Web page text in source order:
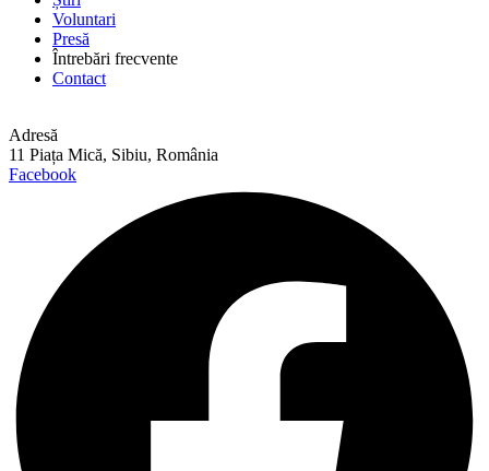
Voluntari
Presă
Întrebări frecvente
Contact
Adresă
11 Piața Mică, Sibiu, România
Facebook